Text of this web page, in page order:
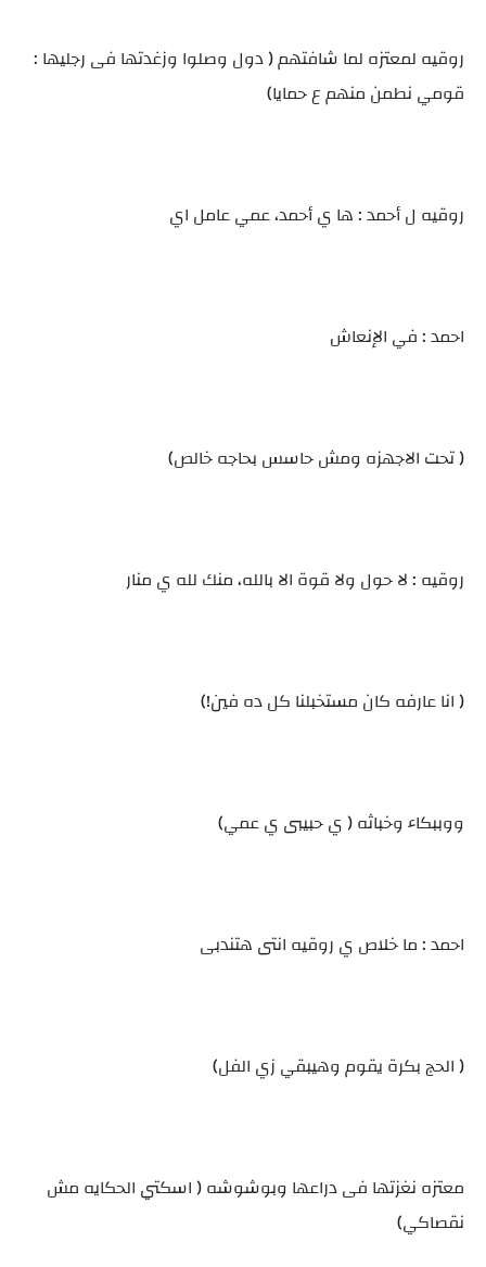
روقيه لمعتزه لما شافتهم ( دول وصلوا وزغدتها فى رجليها :
قومي نطمن منهم ع حمايا)
روقيه ل أحمد : ها ي أحمد، عمي عامل اي
احمد : في الإنعاش
( تحت الاجهزه ومش حاسس بحاجه خالص)
روقيه : لا حول ولا قوة الا بالله، منك لله ي منار
( انا عارفه كان مستخبلنا كل ده فين!)
ووببكاء وخباثه ( ي حبيبى ي عمي)
احمد : ما خلاص ي روقيه انتى هتندبى
( الحج بكرة يقوم وهيبقي زي الفل)
معتزه نغزتها فى دراعها وبوشوشه ( اسكتي الحكايه مش
نقصاكي)